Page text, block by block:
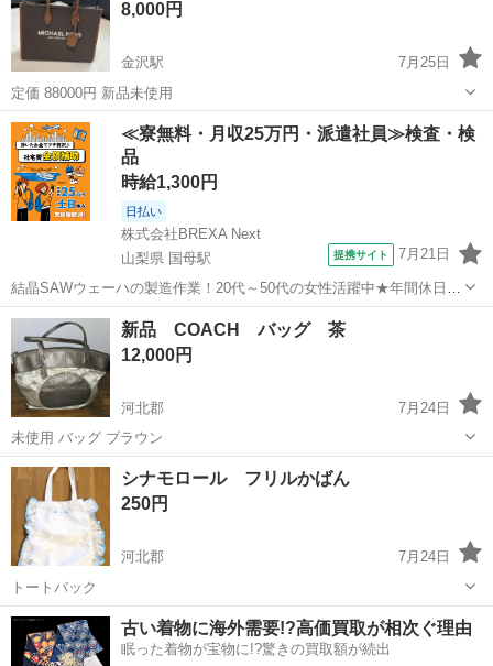
8,000円
金沢駅
7月25日
定価 88000円 新品未使用
石川 金沢市 金沢駅 バッグ 新品
≪寮無料・月収25万円・派遣社員≫検査・検
品
時給1,300円
日払い
株式会社BREXA Next
山梨県 国母駅
提携サイト 7月21日
結晶SAWウェーハの製造作業！20代～50代の女性活躍中★年間休日
120日＆土日祝休み！クリーンルーム内でのお仕事！日払い制度利用可
◎正社員登用制度あり！マイカー通勤可！《山梨県中巨摩郡昭和町》
人気の工場のお仕事 ◇結晶...
山梨 国母駅 その他
新品 COACH バッグ 茶
12,000円
河北郡
7月24日
未使用 バッグ ブラウン
石川 河北郡 バッグ
シナモロール フリルかばん
250円
河北郡
7月24日
トートバック
石川 河北郡 バッグ シナモロール
古い着物に海外需要!?高価買取が相次ぐ理由
眠った着物が宝物に!?驚きの買取額が続出